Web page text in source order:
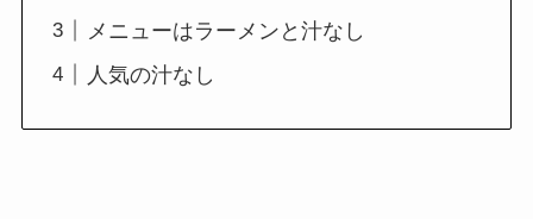
メニューはラーメンと汁なし
人気の汁なし